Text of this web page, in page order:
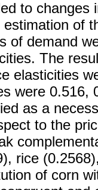
to changes
of
of demand
The
elasticities
were 0.516,
as a
to the
rice
of corn